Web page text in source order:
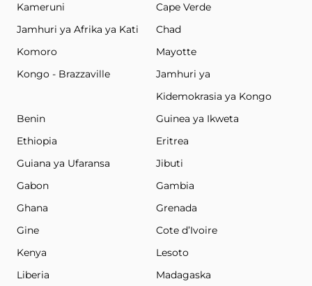
Kameruni
Cape Verde
Jamhuri ya Afrika ya Kati
Chad
Komoro
Mayotte
Kongo - Brazzaville
Jamhuri ya
Kidemokrasia ya Kongo
Benin
Guinea ya Ikweta
Ethiopia
Eritrea
Guiana ya Ufaransa
Jibuti
Gabon
Gambia
Ghana
Grenada
Gine
Cote d’Ivoire
Kenya
Lesoto
Liberia
Madagaska